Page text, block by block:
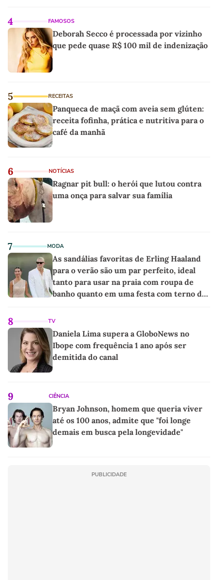
4 FAMOSOS
Deborah Secco é processada por vizinho
que pede quase R$ 100 mil de indenização
5 RECEITAS
Panqueca de maçã com aveia sem glúten:
receita fofinha, prática e nutritiva para o
café da manhã
6 NOTÍCIAS
Ragnar pit bull: o herói que lutou contra
uma onça para salvar sua família
7 MODA
As sandálias favoritas de Erling Haaland
para o verão são um par perfeito, ideal
tanto para usar na praia com roupa de
banho quanto em uma festa com terno de
8 TV
Daniela Lima supera a GloboNews no
Ibope com frequência 1 ano após ser
demitida do canal
9 CIÊNCIA
Bryan Johnson, homem que queria viver
até os 100 anos, admite que "foi longe
demais em busca pela longevidade"
PUBLICIDADE